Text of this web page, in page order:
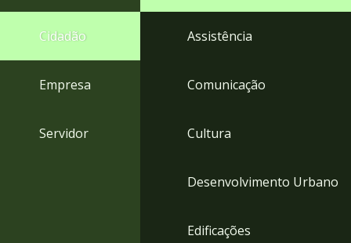
rodapé
Cidadão
Empresa
Servidor
Assistência
Comunicação
Cultura
Desenvolvimento Urbano
Edificações